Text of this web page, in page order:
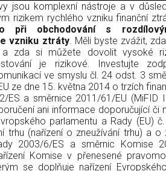
jsou komplexní nástroje a v
rizikem rychlého vzniku finanční
při obchodování s
vzniku ztráty. Měli byste zvážit,
a zda si můžete dovolit vysoké
je rizikové. Investujte
ve smyslu čl. 24 odst. 3
ze dne 15. května 2014 o trzích
ES a směrnice 2011/61/EU (MiFID
ani informace doporučující či
parlamentu a Rady (EU)
trhu (nařízení o zneužívání trhu) a o
2003/6/ES a směrnic Komise
Komise v přenesené
se doplňuje nařízení